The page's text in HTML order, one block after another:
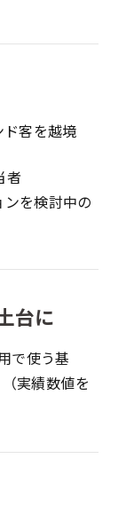
客を越境
者
を検討中の
台に
で使う基
実績数値を